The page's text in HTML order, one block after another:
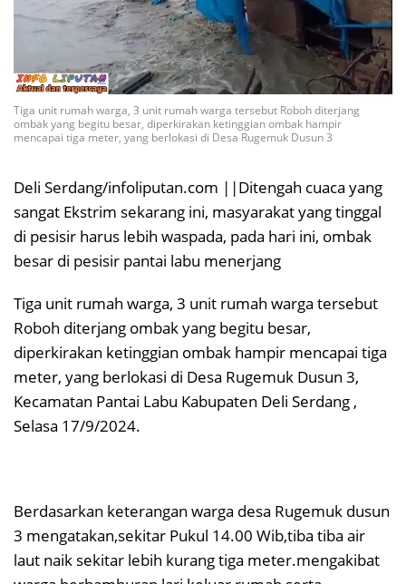
Tiga unit rumah warga, 3 unit rumah warga tersebut Roboh diterjang
ombak yang begitu besar, diperkirakan ketinggian ombak hampir
mencapai tiga meter, yang berlokasi di Desa Rugemuk Dusun 3
Deli Serdang/infoliputan.com ||Ditengah cuaca yang
sangat Ekstrim sekarang ini, masyarakat yang tinggal
di pesisir harus lebih waspada, pada hari ini, ombak
besar di pesisir pantai labu menerjang
Tiga unit rumah warga, 3 unit rumah warga tersebut
Roboh diterjang ombak yang begitu besar,
diperkirakan ketinggian ombak hampir mencapai tiga
meter, yang berlokasi di Desa Rugemuk Dusun 3,
Kecamatan Pantai Labu Kabupaten Deli Serdang ,
Selasa 17/9/2024.
Berdasarkan keterangan warga desa Rugemuk dusun
3 mengatakan,sekitar Pukul 14.00 Wib,tiba tiba air
laut naik sekitar lebih kurang tiga meter.mengakibat